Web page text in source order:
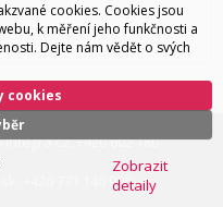
,+420 602 180
+420 771 140 900
cookies. Cookies jsou
k měření jeho funkčnosti a
Dejte nám vědět o svých
cookies
Zobrazit
detaily